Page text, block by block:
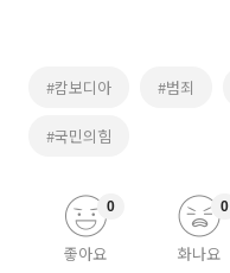
#캄보디아 #범죄
#국민의힘
좋아요
0
화나요
0